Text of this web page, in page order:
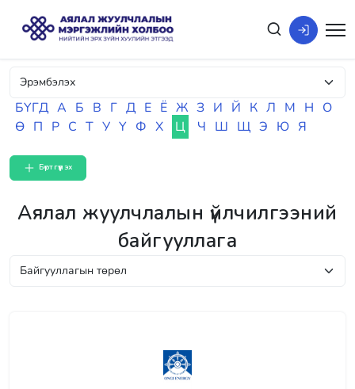
БҮГД А Б В Г Д Е Ё Ж З И Й К Л М Н О
Ө П Р С Т У Ү Ф Х Ц Ч Ш Щ Э Ю Я
Бүртгүүлэх
Аялал жуулчлалын үйлчилгээний
байгууллага